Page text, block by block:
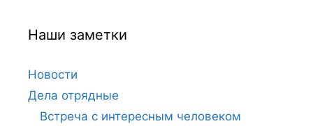
Наши заметки
Новости
Дела отрядные
Встреча с интересным человеком